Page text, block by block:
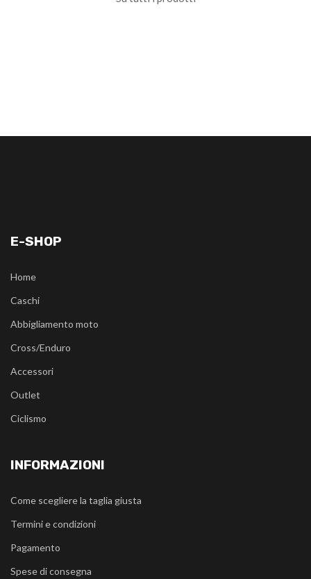
E-SHOP
Home
Caschi
Abbigliamento moto
Cross/Enduro
Accessori
Outlet
Ciclismo
INFORMAZIONI
Come scegliere la taglia giusta
Termini e condizioni
Pagamento
Spese di consegna